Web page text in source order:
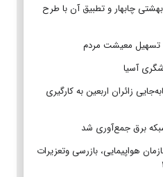
چابهار و تطبیق آن با طرح
تسهیل معیشت مردم
زائران اربعین به‌ کارگیری
هواپیمایی، بازرسی وتعزیرات